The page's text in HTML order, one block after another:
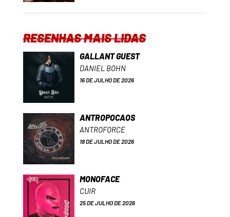
RESENHAS MAIS LIDAS
GALLANT GUEST
DANIEL BOHN
16 DE JULHO DE 2026
ANTROPOCAOS
ANTROFORCE
18 DE JULHO DE 2026
MONOFACE
CUIR
25 DE JULHO DE 2026